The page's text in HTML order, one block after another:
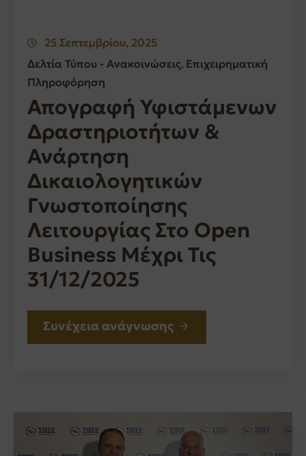
25 Σεπτεμβρίου, 2025
Δελτία Τύπου - Ανακοινώσεις‚ Επιχειρηματική
Πληροφόρηση
Απογραφή Υφιστάμενων
Δραστηριοτήτων &
Ανάρτηση
Δικαιολογητικών
Γνωστοποίησης
Λειτουργίας Στο Open
Business Μέχρι Τις
31/12/2025
Συνέχεια ανάγνωσης